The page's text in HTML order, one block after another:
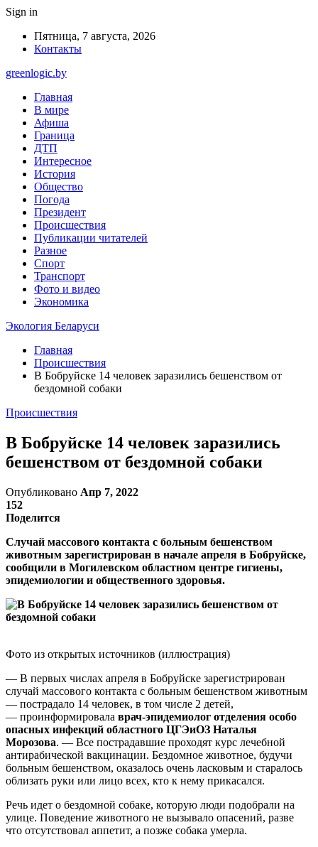
Sign in
Пятница, 7 августа, 2026
Контакты
greenlogic.by
Главная
В мире
Афиша
Граница
ДТП
Интересное
История
Общество
Погода
Президент
Происшествия
Публикации читателей
Разное
Спорт
Транспорт
Фото и видео
Экономика
Экология Беларуси
Главная
Происшествия
В Бобруйске 14 человек заразились бешенством от
бездомной собаки
Происшествия
В Бобруйске 14 человек заразились
бешенством от бездомной собаки
Опубликовано Апр 7, 2022
152
Поделится
Случай массового контакта с больным бешенством
животным зарегистрирован в начале апреля в Бобруйске,
сообщили в Могилевском областном центре гигиены,
эпидемиологии и общественного здоровья.
Фото из открытых источников (иллюстрация)
— В первых числах апреля в Бобруйске зарегистрирован
случай массового контакта с больным бешенством животным
— пострадало 14 человек, в том числе 2 детей,
— проинформировала врач-эпидемиолог отделения особо
опасных инфекций областного ЦГЭиОЗ Наталья
Морозова. — Все пострадавшие проходят курс лечебной
антирабической вакцинации. Бездомное животное, будучи
больным бешенством, оказалось очень ласковым и старалось
облизать руки или лицо всех, кто к нему прикасался.
Речь идет о бездомной собаке, которую люди подобрали на
улице. Поведение животного не вызывало опасений, разве
что отсутствовал аппетит, а позже собака умерла.